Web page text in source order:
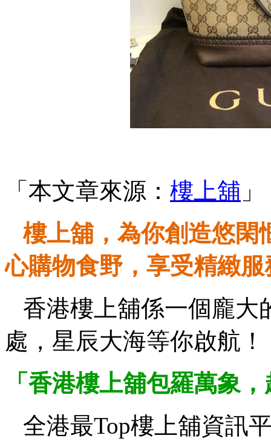
「本文章來源： 樓上舖 」
樓上舖，為你創造悠閑
心購物食野，享受精緻
香港樓上舖係一個龐大
處，星辰大海等你啟航！
「香港樓上舖包羅萬象
全港最Top樓上舖資訊